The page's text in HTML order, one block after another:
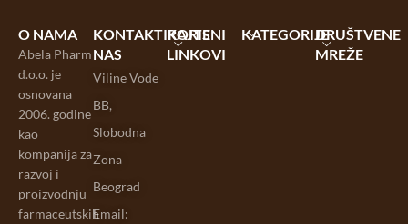
O NAMA
Abela Pharm
d.o.o. je
osnovana
2006. godine
kao
kompanija za
razvoj i
proizvodnju
farmaceutskih
KONTAKTIRAJTE
NAS
Viline Vode
BB,
Slobodna
Zona
Beograd
Email:
KORISNI
LINKOVI
KATEGORIJEDRUŠTVENE
MREŽE